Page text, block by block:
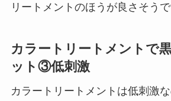
リートメントのほうが良さそうで
カラートリートメントで
ット③低刺激
カラートリートメントは低刺激